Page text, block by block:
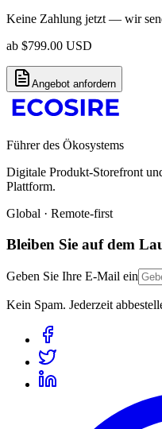
Keine Zahlung jetzt — wir
ab $799.00 USD
Angebot anfordern
Führer des Ökosystems
Digitale Produkt-Storefront
Plattform.
Global · Remote-first
Bleiben Sie auf dem
Geben Sie Ihre E-Mail ein
Kein Spam. Jederzeit